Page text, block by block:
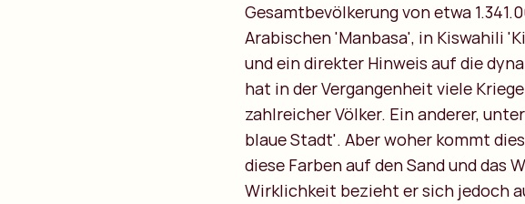
Gesamtbevölkerung von etwa
Arabischen 'Manbasa', in Kiswahili
und ein direkter Hinweis auf die
hat in der Vergangenheit viele
zahlreicher Völker. Ein anderer,
blaue Stadt'. Aber woher kommt
diese Farben auf den Sand und das
Wirklichkeit bezieht er sich jedoch